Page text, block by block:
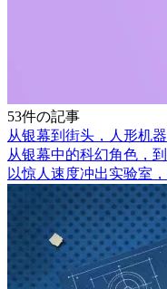
53件の記事
从银幕到街头，人形机
从银幕中的科幻角色，
以惊人速度冲出实验室